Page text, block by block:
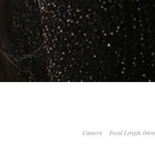
Camera Focal Length 0mm